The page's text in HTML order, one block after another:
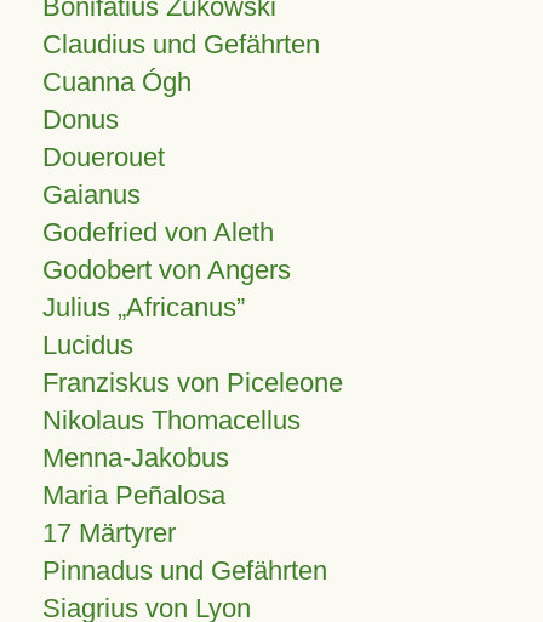
Bonifatius Żukowski
Claudius und Gefährten
Cuanna Ógh
Donus
Douerouet
Gaianus
Godefried von Aleth
Godobert von Angers
Julius Africanus
Lucidus
Franziskus von Piceleone
Nikolaus Thomacellus
Menna-Jakobus
Maria Peñalosa
17 Märtyrer
Pinnadus und Gefährten
Siagrius von Lyon